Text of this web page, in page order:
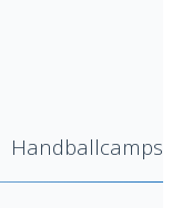
Handballcamps